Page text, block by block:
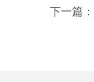
下一篇：